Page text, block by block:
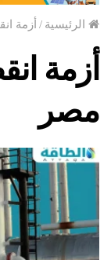
الرئيسية / أزمة
أزمة
مصر